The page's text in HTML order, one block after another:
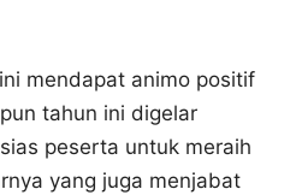
mendapat animo positif
tahun ini digelar
peserta untuk meraih
yang juga menjabat